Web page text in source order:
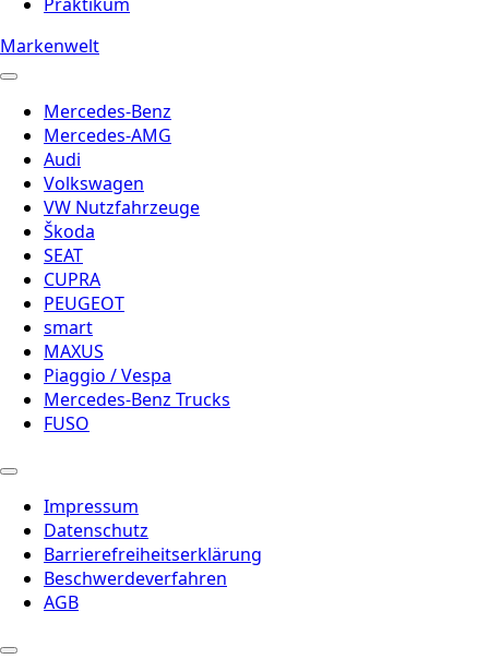
Markenwelt
Mercedes-Benz
Mercedes-AMG
Audi
Volkswagen
VW Nutzfahrzeuge
Škoda
SEAT
CUPRA
PEUGEOT
smart
MAXUS
Piaggio / Vespa
Mercedes-Benz Trucks
FUSO
Impressum
Datenschutz
Barrierefreiheitserklärung
Beschwerdeverfahren
AGB